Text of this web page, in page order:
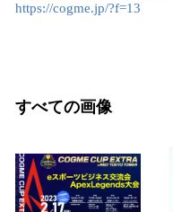
https://cogme.jp/?f=13
すべての画像